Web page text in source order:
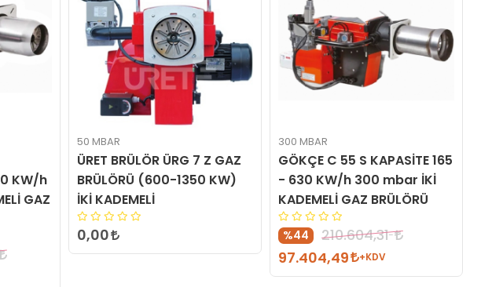
KW/h
GAZ
50 MBAR
ÜRET BRÜLÖR ÜRG 7 Z GAZ
BRÜLÖRÜ (600-1350 KW)
İKİ KADEMELİ
0,00
300 MBAR
GÖKÇE C 55 S KAPASİTE 165
- 630 KW/h 300 mbar İKİ
KADEMELİ GAZ BRÜLÖRÜ
%44
210.604,31
97.404,49
+KDV